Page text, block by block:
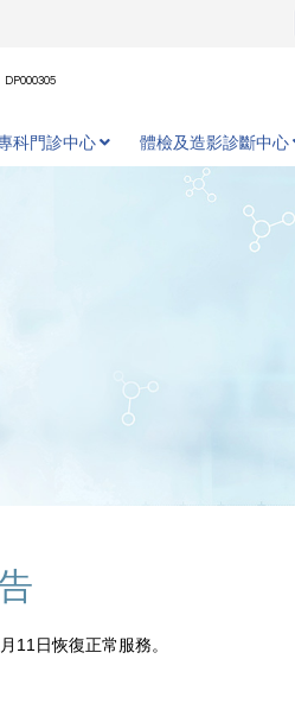
DP000305
科門診中心 體檢及造影診斷中心
11日恢復正常服務。